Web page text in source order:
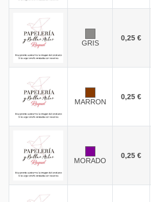
GRIS
0,25 €
MARRON
0,25 €
MORADO
0,25 €